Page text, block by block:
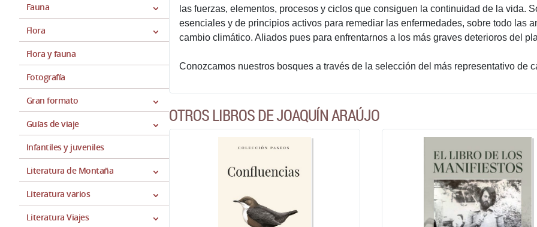
Fauna
Flora
Flora y fauna
Fotografía
Gran formato
Guías de viaje
Infantiles y juveniles
Literatura de Montaña
Literatura varios
Literatura Viajes
las fuerzas, elementos, procesos y ciclos que consiguen la continuidad de la vida.
esenciales y de principios activos para remediar las enfermedades, sobre todo las
cambio climático. Aliados pues para enfrentarnos a los más graves deterioros del
Conozcamos nuestros bosques a través de la selección del más representativo de
OTROS LIBROS DE JOAQUÍN ARAÚJO